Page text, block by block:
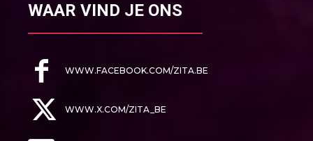
WAAR VIND JE ONS
WWW.FACEBOOK.COM/ZITA.BE
WWW.X.COM/ZITA_BE